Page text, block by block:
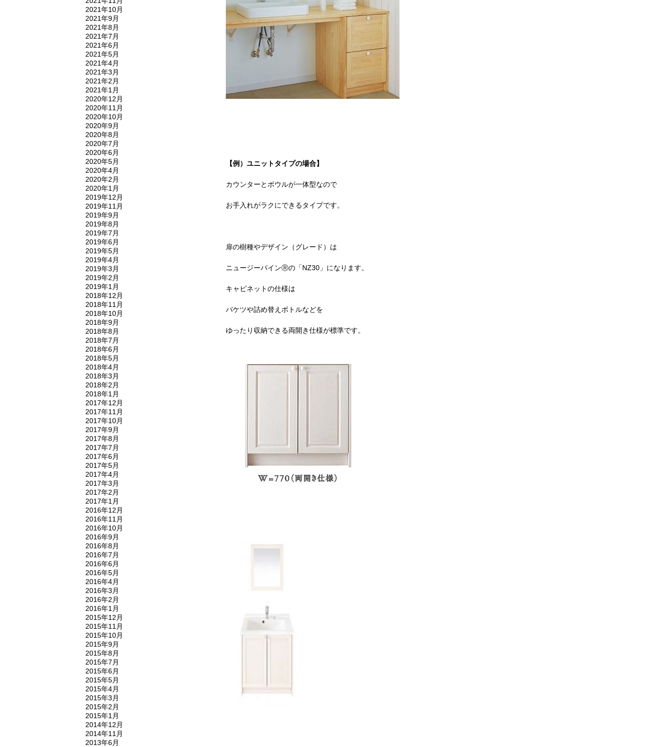
【例）ユニットタイプの場合】
カウンターとボウルが一体型なので
お手入れがラクにできるタイプです。
扉の樹種やデザイン（グレード）は
ニュージーパインⓇの「NZ30」になります。
キャビネットの仕様は
バケツや詰め替えボトルなどを
ゆったり収納できる両開き仕様が標準です。
2021年10月
2021年9月
2021年8月
2021年7月
2021年6月
2021年5月
2021年4月
2021年3月
2021年2月
2021年1月
2020年12月
2020年11月
2020年10月
2020年9月
2020年8月
2020年7月
2020年6月
2020年5月
2020年4月
2020年2月
2020年1月
2019年12月
2019年11月
2019年9月
2019年8月
2019年7月
2019年6月
2019年5月
2019年4月
2019年3月
2019年2月
2019年1月
2018年12月
2018年11月
2018年10月
2018年9月
2018年8月
2018年7月
2018年6月
2018年5月
2018年4月
2018年3月
2018年2月
2018年1月
2017年12月
2017年11月
2017年10月
2017年9月
2017年8月
2017年7月
2017年6月
2017年5月
2017年4月
2017年3月
2017年2月
2017年1月
2016年12月
2016年11月
2016年10月
2016年9月
2016年8月
2016年7月
2016年6月
2016年5月
2016年4月
2016年3月
2016年2月
2016年1月
2015年12月
2015年11月
2015年10月
2015年9月
2015年8月
2015年7月
2015年6月
2015年5月
2015年4月
2015年3月
2015年2月
2015年1月
2014年12月
2014年11月
2013年6月